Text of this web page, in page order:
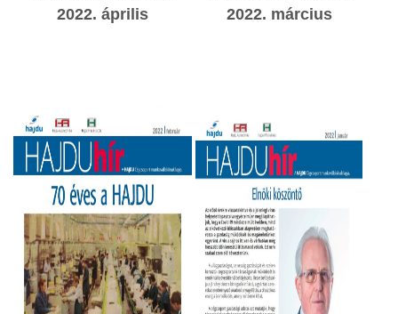
2022. április
2022. március